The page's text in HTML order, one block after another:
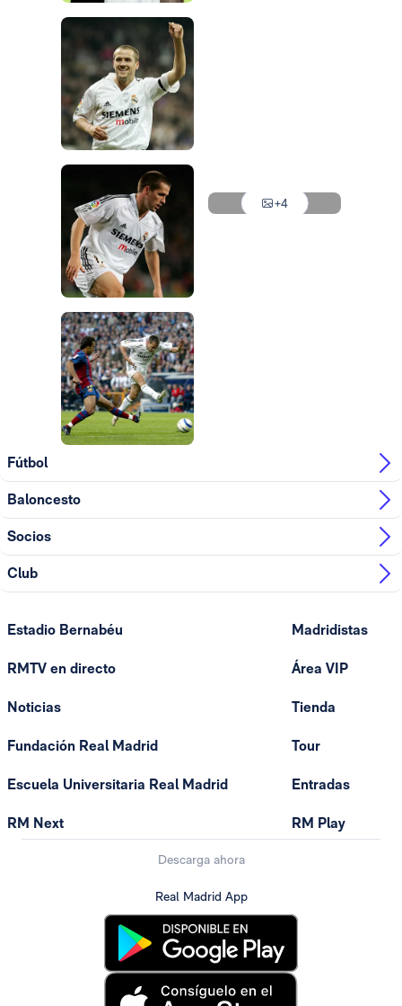
+4
Fútbol
Baloncesto
Socios
Club
Estadio Bernabéu
RMTV en directo
Noticias
Fundación Real Madrid
Escuela Universitaria Real Madrid
RM Next
Madridistas
Área VIP
Tienda
Tour
Entradas
RM Play
Descarga ahora
Real Madrid App